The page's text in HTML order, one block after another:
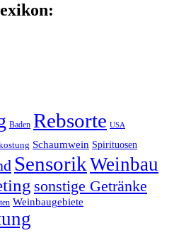
Baden Rebsorte USA
Schaumwein Spirituosen
SensorikWeinbau
sonstige Getränke
Weinbaugebiete